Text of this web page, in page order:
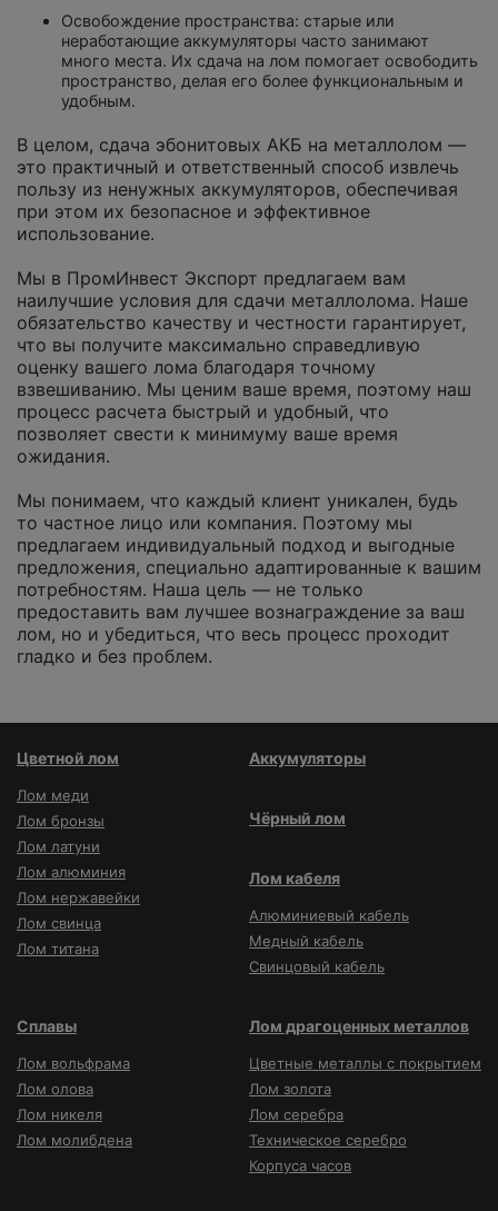
Освобождение пространства: старые или
неработающие аккумуляторы часто занимают
много места. Их сдача на лом помогает освободить
пространство, делая его более функциональным и
удобным.
В целом, сдача эбонитовых АКБ на металлолом —
это практичный и ответственный способ извлечь
пользу из ненужных аккумуляторов, обеспечивая
при этом их безопасное и эффективное
использование.
Мы в ПромИнвест Экспорт предлагаем вам
наилучшие условия для сдачи металлолома. Наше
обязательство качеству и честности гарантирует,
что вы получите максимально справедливую
оценку вашего лома благодаря точному
взвешиванию. Мы ценим ваше время, поэтому наш
процесс расчета быстрый и удобный, что
позволяет свести к минимуму ваше время
ожидания.
Мы понимаем, что каждый клиент уникален, будь
то частное лицо или компания. Поэтому мы
предлагаем индивидуальный подход и выгодные
предложения, специально адаптированные к вашим
потребностям. Наша цель — не только
предоставить вам лучшее вознаграждение за ваш
лом, но и убедиться, что весь процесс проходит
гладко и без проблем.
Цветной лом
Лом меди
Лом бронзы
Лом латуни
Лом алюминия
Лом нержавейки
Лом свинца
Лом титана
Аккумуляторы
Чёрный лом
Лом кабеля
Алюминиевый кабель
Медный кабель
Свинцовый кабель
Сплавы
Лом вольфрама
Лом олова
Лом никеля
Лом молибдена
Лом драгоценных металлов
Цветные металлы с покрытием
Лом золота
Лом серебра
Техническое серебро
Корпуса часов